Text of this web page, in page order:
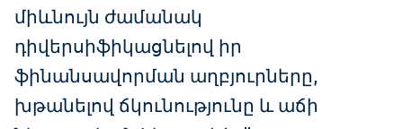
միևնույն ժամանակ
դիվերսիֆիկացնելով իր
ֆինանսավորման աղբյուրները,
խթանելով ճկունությունը և աճի